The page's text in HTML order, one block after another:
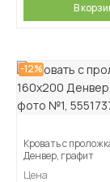
В
-12%
Кровать с
Денвер, графит
Цена